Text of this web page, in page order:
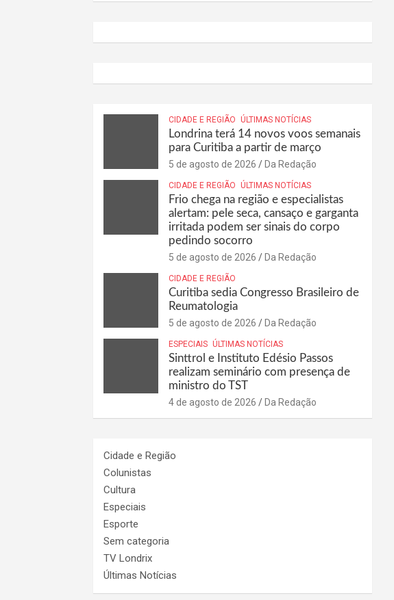
CIDADE E REGIÃO ÚLTIMAS NOTÍCIAS
Londrina terá 14 novos voos semanais
para Curitiba a partir de março
5 de agosto de 2026 Da Redação
CIDADE E REGIÃO ÚLTIMAS NOTÍCIAS
Frio chega na região e especialistas
alertam: pele seca, cansaço e garganta
irritada podem ser sinais do corpo
pedindo socorro
5 de agosto de 2026 Da Redação
CIDADE E REGIÃO
Curitiba sedia Congresso Brasileiro de
Reumatologia
5 de agosto de 2026 Da Redação
ESPECIAIS ÚLTIMAS NOTÍCIAS
Sinttrol e Instituto Edésio Passos
realizam seminário com presença de
ministro do TST
4 de agosto de 2026 Da Redação
Cidade e Região
Colunistas
Cultura
Especiais
Esporte
Sem categoria
TV Londrix
Últimas Notícias